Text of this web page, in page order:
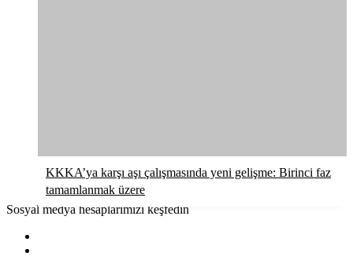
KKKA’ya karşı aşı çalışmasında yeni gelişme: Birinci faz
tamamlanmak üzere
Sosyal medya hesaplarımızı keşfedin